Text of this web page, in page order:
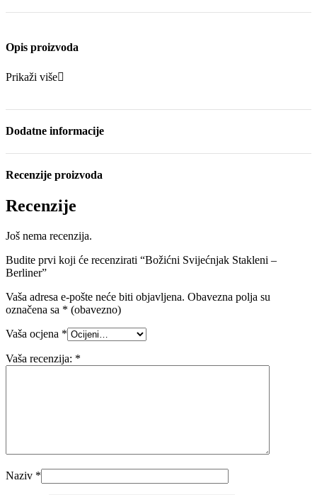
Opis proizvoda
Prikaži više
Dodatne informacije
Recenzije proizvoda
Recenzije
Još nema recenzija.
Budite prvi koji će recenzirati “Božićni Svijećnjak Stakleni –
Berliner”
Vaša adresa e-pošte neće biti objavljena. Obavezna polja su
označena sa * (obavezno)
Vaša ocjena *
Vaša recenzija: *
Naziv *